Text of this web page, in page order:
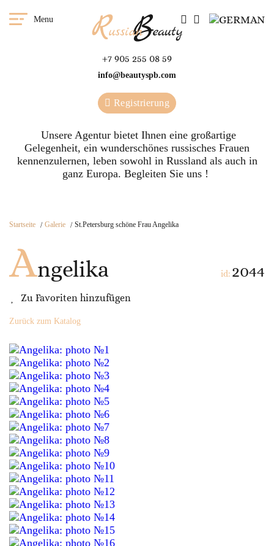
Menu
+7 905 255 08 59
info@beautyspb.com
Registrierung
Unsere Agentur bietet Ihnen eine großartige
Gelegenheit, ein wunderschönes russisches Frauen
kennenzulernen, leben sowohl in Russland als auch in
ganz Europa. Begleiten Sie uns !
Startseite Galerie St.Petersburg schöne Frau Angelika
Angelika
Zu Favoriten hinzufügen
id: 2044
Zurück zum Katalog